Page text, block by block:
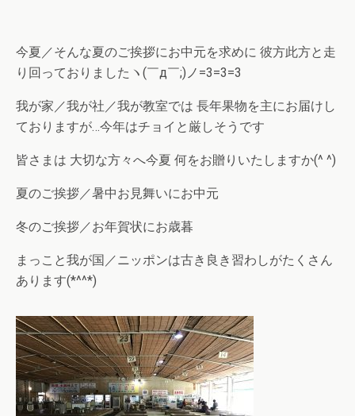
今夏／そんな夏のご挨拶にお中元を求めに 彼方此方と走
り回っておりましたヽ(￣д￣;)ノ=3=3=3
我が家／我が社／我が教室では 長年果物を主にお届けし
ておりますが…今年はチョイと厳しそうです
皆さまは 大切な方々へ今夏 何をお贈りいたしますか(^ ^)
夏のご挨拶／暑中お見舞いにお中元
冬のご挨拶／お年賀状にお歳暮
まっこと我が国／ニッポンは古き良き習わしがたくさん
あります(*^^*)